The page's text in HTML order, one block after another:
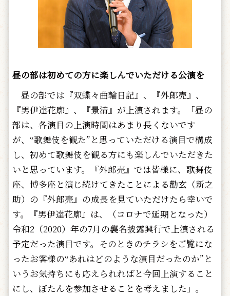
昼の部は初めての方に楽しんでいただける公演を
昼の部では『双蝶々曲輪日記』、『外郎売』、
『男伊達花廓』、『景清』が上演されます。「昼の
部は、各演目の上演時間はあまり長くないです
が、‟歌舞伎を観た”と思っていただける演目で構成
し、初めて歌舞伎を観る方にも楽しんでいただきた
いと思っています。『外郎売』では皆様に、歌舞伎
座、博多座と演じ続けてきたことによる勸玄（新之
助）の『外郎売』の成長を見ていただけたら幸いで
す。『男伊達花廓』は、（コロナで延期となった）
令和2（2020）年の7月の襲名披露興行で上演される
予定だった演目です。そのときのチラシをご覧にな
ったお客様の‟あれはどのような演目だったのか”と
いうお気持ちにも応えられればと今回上演すること
にし、ぼたんを参加させることを考えました」。